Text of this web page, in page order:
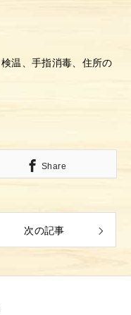
温、手指消毒、住所の
Share
次の記事